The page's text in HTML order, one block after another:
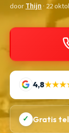
doorThijn · 22
4,8
✓ Gratis